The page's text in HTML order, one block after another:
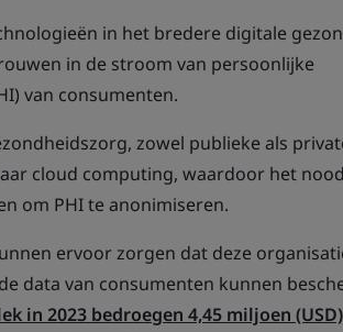
in het bredere digitale
in de stroom van persoonlijke
van consumenten.
zowel publieke als
cloud computing, waardoor het
om PHI te anonimiseren.
ervoor zorgen dat deze
data van consumenten kunnen
in 2023 bedroegen 4,45 miljoen (USD)